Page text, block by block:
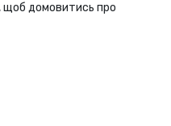
щоб домовитись про